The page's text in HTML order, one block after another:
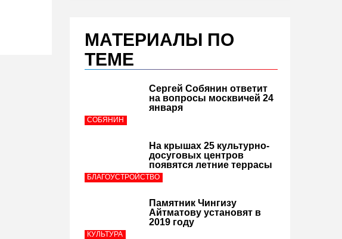
МАТЕРИАЛЫ ПО
ТЕМЕ
СОБЯНИН
Сергей Собянин ответит
на вопросы москвичей 24
января
БЛАГОУСТРОЙСТВО
На крышах 25 культурно-
досуговых центров
появятся летние террасы
КУЛЬТУРА
Памятник Чингизу
Айтматову установят в
2019 году